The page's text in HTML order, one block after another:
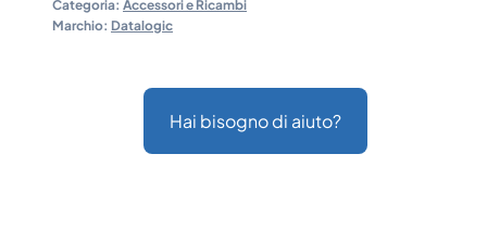
Categoria: Accessori e Ricambi
Marchio: Datalogic
Hai bisogno di aiuto?